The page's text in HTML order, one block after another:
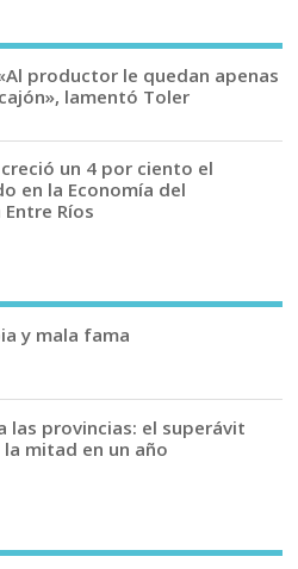
productor le quedan apenas
lamentó Toler
un 4 por ciento el
en la Economía del
Ríos
y mala fama
las provincias: el superávit
mitad en un año